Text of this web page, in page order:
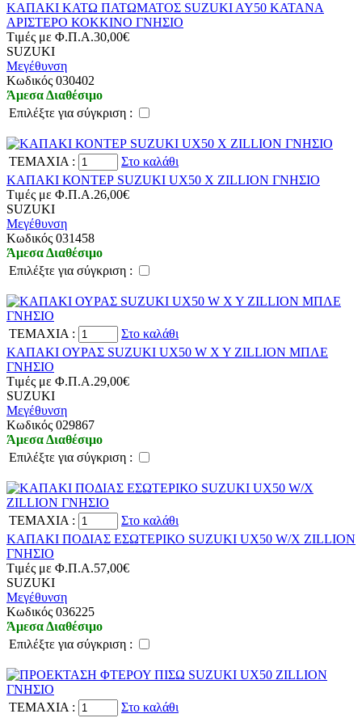
ΚΑΠΑΚΙ ΚΑΤΩ ΠΑΤΩΜΑΤΟΣ SUZUKI AY50 KATANA
ΑΡΙΣΤΕΡΟ ΚΟΚΚΙΝΟ ΓΝΗΣΙΟ
Tιμές με Φ.Π.Α.30,00€
SUZUKI
Μεγέθυνση
Kωδικός 030402
Άμεσα Διαθέσιμο
Eπιλέξτε για σύγκριση :
TEMAXIA :
Στο καλάθι
ΚΑΠΑΚΙ ΚΟΝΤΕΡ SUZUKI UX50 X ZILLION ΓΝΗΣΙΟ
Tιμές με Φ.Π.Α.26,00€
SUZUKI
Μεγέθυνση
Kωδικός 031458
Άμεσα Διαθέσιμο
Eπιλέξτε για σύγκριση :
TEMAXIA :
Στο καλάθι
ΚΑΠΑΚΙ ΟΥΡΑΣ SUZUKI UX50 W X Y ZILLION ΜΠΛΕ
ΓΝΗΣΙΟ
Tιμές με Φ.Π.Α.29,00€
SUZUKI
Μεγέθυνση
Kωδικός 029867
Άμεσα Διαθέσιμο
Eπιλέξτε για σύγκριση :
TEMAXIA :
Στο καλάθι
ΚΑΠΑΚΙ ΠΟΔΙΑΣ ΕΣΩΤΕΡΙΚΟ SUZUKI UX50 W/X ZILLION
ΓΝΗΣΙΟ
Tιμές με Φ.Π.Α.57,00€
SUZUKI
Μεγέθυνση
Kωδικός 036225
Άμεσα Διαθέσιμο
Eπιλέξτε για σύγκριση :
TEMAXIA :
Στο καλάθι